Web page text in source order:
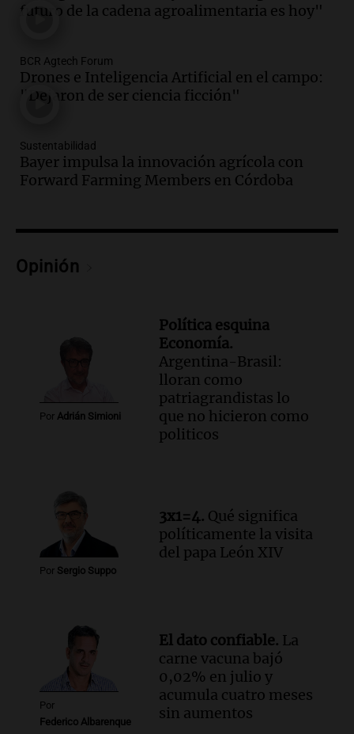
“Frenamos un saqueo de recursos”
Episodios
Audio.Ahyre estuvo en el Estudio
Federal Sancor Seguros y adelantó su
Episodios
Audio.Cierre del Paso Internacional
Cristo Redentor por acumulación de
Audio.
Episodios
Audio. La Universidad de Milán y su
colaboración con la municipalidad para
la educación y parques
Panorama Federal
historia nacida en Córdoba
Viva la Radio
Episodios
Audio.
Monseñor Fenoy celebra la visita
de León XIV a Argentina y reflexiona
Episodios
Audio. El ministro de Economía de Santa
Fe relativiza el impacto del fallo sobre
jubilaciones en la provincia
Panorama Federal
Episodios
futuro de la cadena agroalimentaria es hoy"
BCR Agtech Forum
Drones e Inteligencia Artificial en el campo:
"Dejaron de ser ciencia ficción"
Sustentabilidad
Bayer impulsa la innovación agrícola con
Forward Farming Members en Córdoba
Opinión
Por Adrián Simioni
Política esquina
Economía.
Argentina-Brasil:
lloran como
patriagrandistas lo
que no hicieron como
politicos
Por Sergio Suppo
3x1=4. Qué significa
políticamente la visita
del papa León XIV
Por
Federico Albarenque
El dato confiable. La
carne vacuna bajó
0,02% en julio y
acumula cuatro meses
sin aumentos